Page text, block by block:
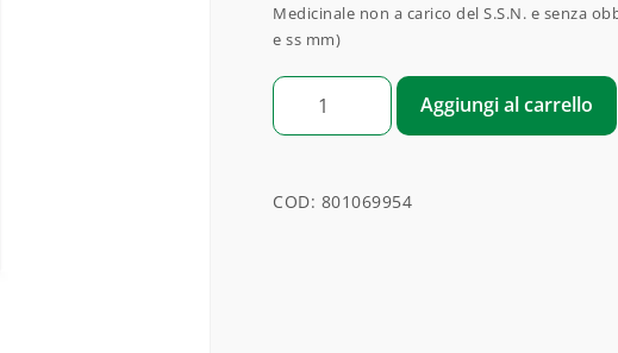
Medicinale non a carico del S.S.N. e senza
e ss mm)
GRAMIDILLA quantità
Aggiungi al carrello
COD: 801069954